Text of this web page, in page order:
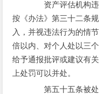
资产评估机构违
按《办法》第三十二条
入，并视违法行为的情
倍以内、对个人处以三
给予通报批评或建议有
上处罚可以并处。
第五十五条被处